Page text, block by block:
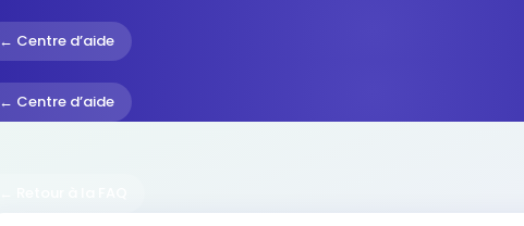
← Centre d’aide
← Centre d’aide